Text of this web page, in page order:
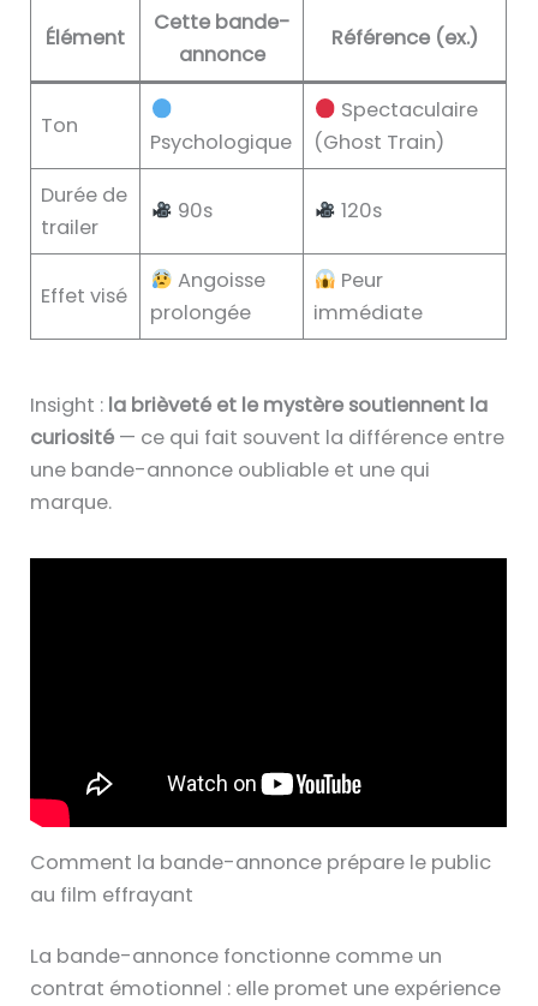
Élément
Cette bande-
annonce
Référence (ex.)
Ton
Psychologique
Spectaculaire
(Ghost Train)
Durée de
trailer
90s 120s
Effet visé
Angoisse
prolongée
Peur
immédiate
Insight : la brièveté et le mystère soutiennent la
curiosité — ce qui fait souvent la différence entre
une bande-annonce oubliable et une qui
marque.
Comment la bande-annonce prépare le public
au film effrayant
La bande-annonce fonctionne comme un
contrat émotionnel : elle promet une expérience